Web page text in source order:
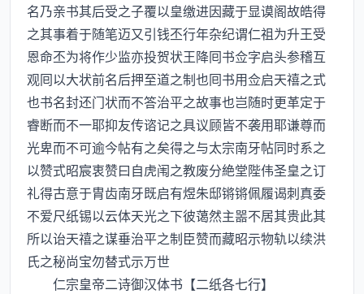
名乃亲书其后受之子覆以皇缴进因藏于显谟阁故皓得
之其事着于随笔迈又引钱丕行年杂纪谓仁祖为升王受
恩命丕为将作少监亦投贺状王降囘书佥字启头参稽互
观囘以大状前名后押至道之制也囘书用佥启天禧之式
也书名封还门状而不答治平之故事也岂随时更革定于
睿断而不一耶抑友传谘记之具议顾皆不袭用耶谦尊而
光卑而不可逾今帖有之矣得之与太宗南牙帖同时系之
以赞式昭宸衷赞曰自虎闱之教废分絶堂陛伟圣皇之订
礼得古意于胄齿南牙既启有煜朱邸锵锵佩履谒刺真委
不爱尺纸锡以云体天光之下彼蔼然主噐不居其贵此其
所以诒天禧之谋垂治平之制臣赞而藏昭示物轨以续洪
氏之秘尚宝勿替式示万世
仁宗皇帝二诗御汉体书【二纸各七行】